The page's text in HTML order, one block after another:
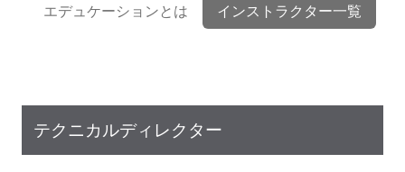
エデュケーションとは インストラクター一覧
テクニカルディレクター